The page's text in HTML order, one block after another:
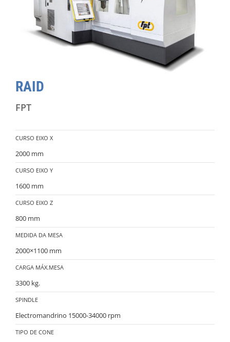
RAID
FPT
CURSO EIXO X
2000 mm
CURSO EIXO Y
1600 mm
CURSO EIXO Z
800 mm
MEDIDA DA MESA
2000×1100 mm
CARGA MÁX.MESA
3300 kg.
SPINDLE
Electromandrino 15000-34000 rpm
TIPO DE CONE